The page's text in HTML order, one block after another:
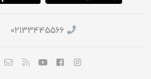
02133445566